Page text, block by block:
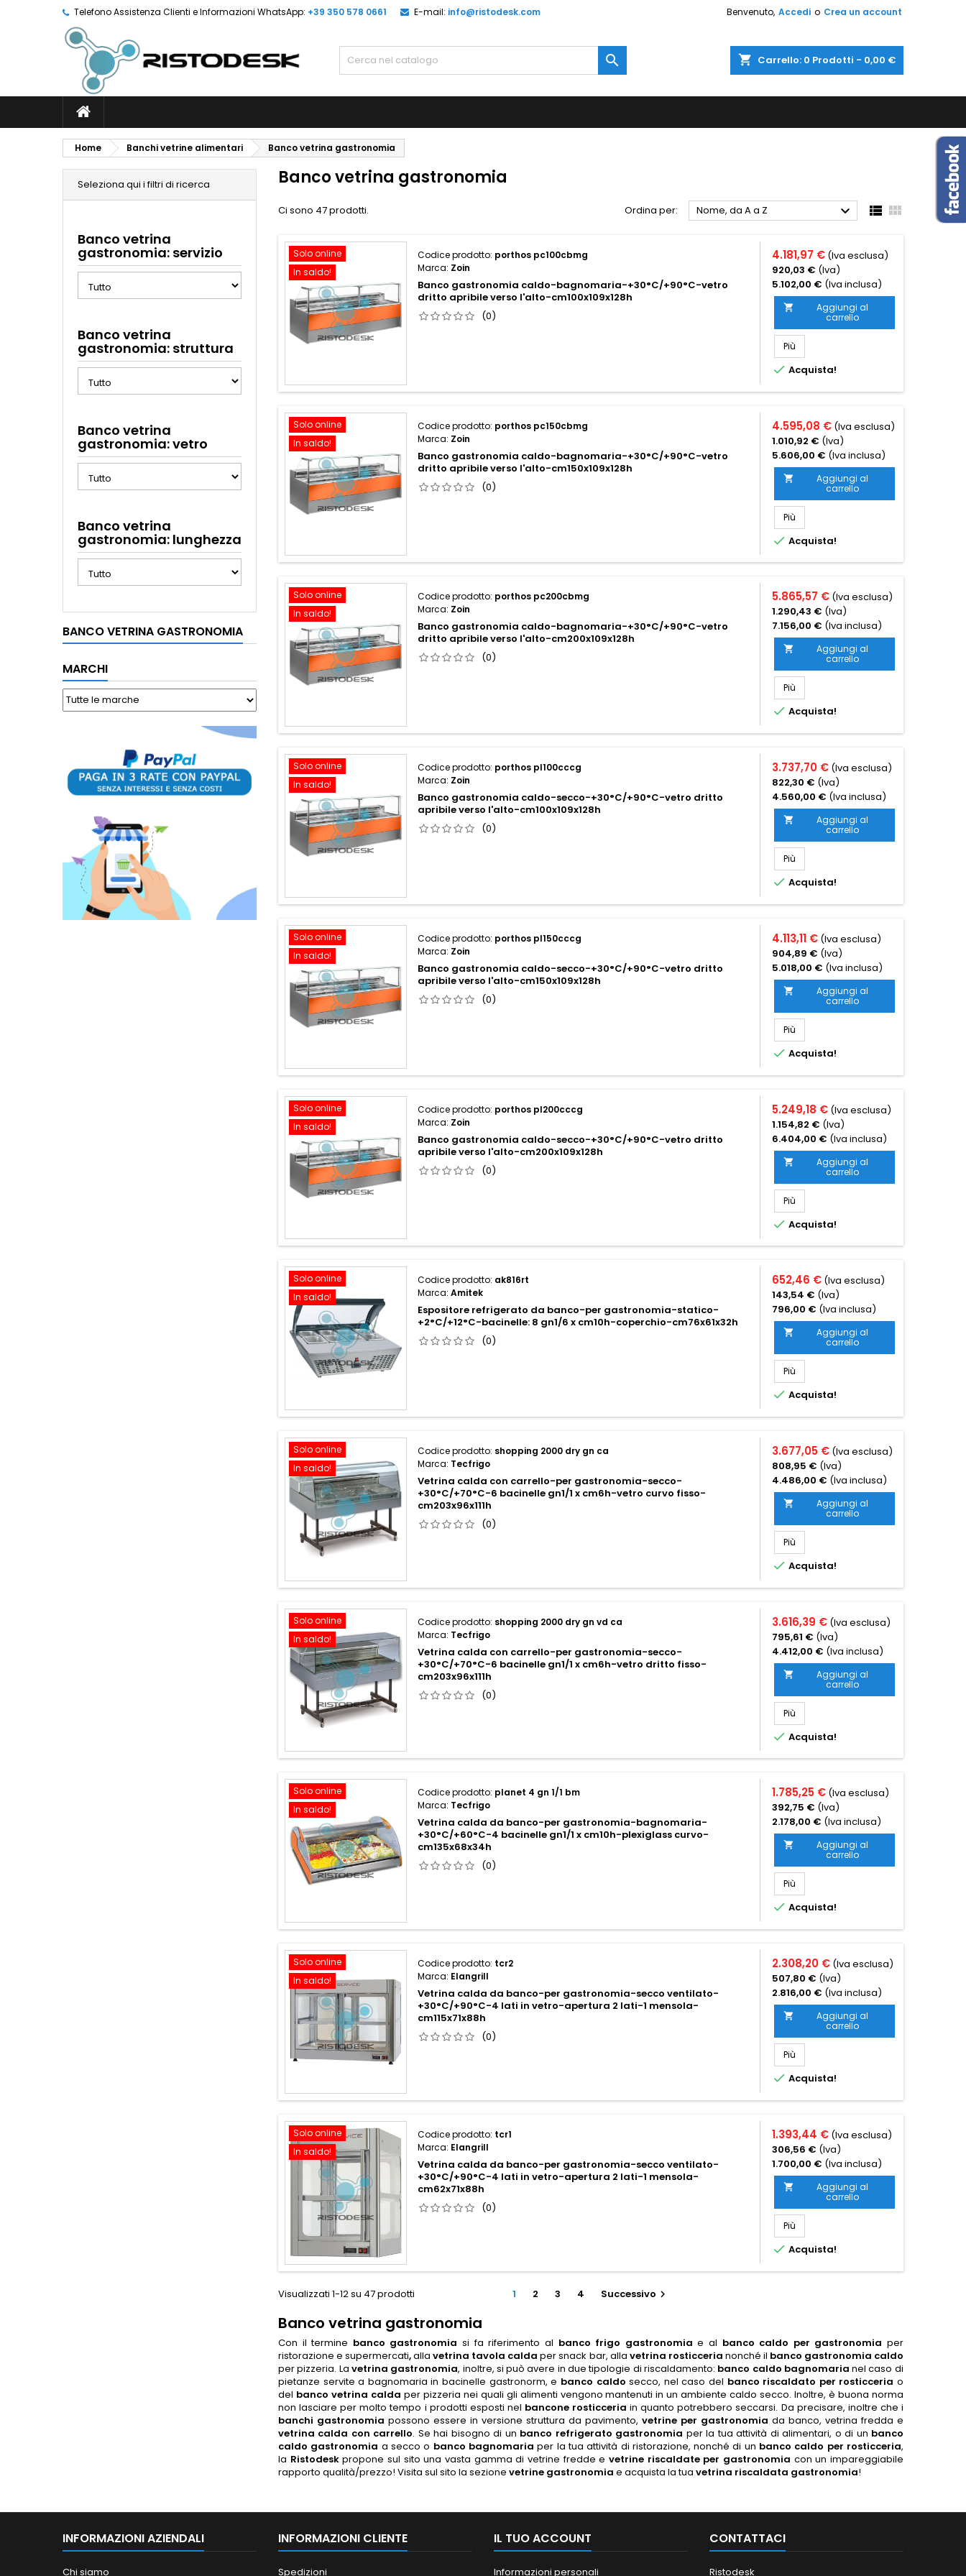
Telefono Assistenza Clienti e Informazioni WhatsApp: +39 350 578 0661 E-mail: info@ristodesk.com Benvenuto, Accedi o Crea un account
shopping_cart Carrello: 0 Prodotti - 0,00 €

Home Banchi vetrine alimentari Banco vetrina gastronomia
Seleziona qui i filtri di ricerca
Banco vetrina
gastronomia: servizio
Banco vetrina
gastronomia: struttura
Banco vetrina
gastronomia: vetro
Banco vetrina
gastronomia: lunghezza
BANCO VETRINA GASTRONOMIA
MARCHI
Banco vetrina gastronomia
Ci sono 47 prodotti. Ordina per: Nome, da A a Z   
Solo online
In saldo!
Codice prodotto: porthos pc100cbmg
Marca: Zoin
Banco gastronomia caldo-bagnomaria-+30°C/+90°C-vetro
dritto apribile verso l'alto-cm100x109x128h
(0)
4.181,97 € (Iva esclusa)
920,03 € (Iva)
5.102,00 € (Iva inclusa)

Aggiungi al
carrello
Più
 Acquista!
Solo online
In saldo!
Codice prodotto: porthos pc150cbmg
Marca: Zoin
Banco gastronomia caldo-bagnomaria-+30°C/+90°C-vetro
dritto apribile verso l'alto-cm150x109x128h
(0)
4.595,08 € (Iva esclusa)
1.010,92 € (Iva)
5.606,00 € (Iva inclusa)

Aggiungi al
carrello
Più
 Acquista!
Solo online
In saldo!
Codice prodotto: porthos pc200cbmg
Marca: Zoin
Banco gastronomia caldo-bagnomaria-+30°C/+90°C-vetro
dritto apribile verso l'alto-cm200x109x128h
(0)
5.865,57 € (Iva esclusa)
1.290,43 € (Iva)
7.156,00 € (Iva inclusa)

Aggiungi al
carrello
Più
 Acquista!
Solo online
In saldo!
Codice prodotto: porthos pl100cccg
Marca: Zoin
Banco gastronomia caldo-secco-+30°C/+90°C-vetro dritto
apribile verso l'alto-cm100x109x128h
(0)
3.737,70 € (Iva esclusa)
822,30 € (Iva)
4.560,00 € (Iva inclusa)

Aggiungi al
carrello
Più
 Acquista!
Solo online
In saldo!
Codice prodotto: porthos pl150cccg
Marca: Zoin
Banco gastronomia caldo-secco-+30°C/+90°C-vetro dritto
apribile verso l'alto-cm150x109x128h
(0)
4.113,11 € (Iva esclusa)
904,89 € (Iva)
5.018,00 € (Iva inclusa)

Aggiungi al
carrello
Più
 Acquista!
Solo online
In saldo!
Codice prodotto: porthos pl200cccg
Marca: Zoin
Banco gastronomia caldo-secco-+30°C/+90°C-vetro dritto
apribile verso l'alto-cm200x109x128h
(0)
5.249,18 € (Iva esclusa)
1.154,82 € (Iva)
6.404,00 € (Iva inclusa)

Aggiungi al
carrello
Più
 Acquista!
Solo online
In saldo!
Codice prodotto: ak816rt
Marca:Amitek
Espositore refrigerato da banco-per gastronomia-statico-
+2°C/+12°C-bacinelle: 8 gn1/6 x cm10h-coperchio-cm76x61x32h
(0)
652,46 € (Iva esclusa)
143,54 € (Iva)
796,00 € (Iva inclusa)

Aggiungi al
carrello
Più
 Acquista!
Solo online
In saldo!
Codice prodotto: shopping 2000 dry gn ca
Marca: Tecfrigo
Vetrina calda con carrello-per gastronomia-secco-
+30°C/+70°C-6 bacinelle gn1/1 x cm6h-vetro curvo fisso-
cm203x96x111h
(0)
3.677,05 € (Iva esclusa)
808,95 € (Iva)
4.486,00 € (Iva inclusa)

Aggiungi al
carrello
Più
 Acquista!
Solo online
In saldo!
Codice prodotto: shopping 2000 dry gn vd ca
Marca: Tecfrigo
Vetrina calda con carrello-per gastronomia-secco-
+30°C/+70°C-6 bacinelle gn1/1 x cm6h-vetro dritto fisso-
cm203x96x111h
(0)
3.616,39 € (Iva esclusa)
795,61 € (Iva)
4.412,00 € (Iva inclusa)

Aggiungi al
carrello
Più
 Acquista!
Solo online
In saldo!
Codice prodotto: planet 4 gn 1/1 bm
Marca: Tecfrigo
Vetrina calda da banco-per gastronomia-bagnomaria-
+30°C/+60°C-4 bacinelle gn1/1 x cm10h-plexiglass curvo-
cm135x68x34h
(0)
1.785,25 € (Iva esclusa)
392,75 € (Iva)
2.178,00 € (Iva inclusa)

Aggiungi al
carrello
Più
 Acquista!
Solo online
In saldo!
Codice prodotto: tcr2
Marca: Elangrill
Vetrina calda da banco-per gastronomia-secco ventilato-
+30°C/+90°C-4 lati in vetro-apertura 2 lati-1 mensola-
cm115x71x88h
(0)
2.308,20 € (Iva esclusa)
507,80 € (Iva)
2.816,00 € (Iva inclusa)

Aggiungi al
carrello
Più
 Acquista!
Solo online
In saldo!
Codice prodotto: tcr1
Marca: Elangrill
Vetrina calda da banco-per gastronomia-secco ventilato-
+30°C/+90°C-4 lati in vetro-apertura 2 lati-1 mensola-
cm62x71x88h
(0)
1.393,44 € (Iva esclusa)
306,56 € (Iva)
1.700,00 € (Iva inclusa)

Aggiungi al
carrello
Più
 Acquista!
Visualizzati 1-12 su 47 prodotti 1 2 3 4 Successivo 
Banco vetrina gastronomia
Con il termine banco gastronomia si fa riferimento al banco frigo gastronomia e al banco caldo per gastronomia per
ristorazione e supermercati,allavetrina tavola calda per snack bar, alla vetrina rosticceria nonché il banco gastronomia caldo
per pizzeria. La vetrina gastronomia, inoltre, si può avere in due tipologie di riscaldamento: banco caldo bagnomaria nel caso di
pietanze servite a bagnomaria in bacinelle gastronorm, e banco caldo secco, nel caso del banco riscaldato per rosticceria o
del banco vetrina calda per pizzeria nei quali gli alimenti vengono mantenuti in un ambiente caldo secco. Inoltre, è buona norma
non lasciare per molto tempo i prodotti esposti nel bancone rosticceria in quanto potrebbero seccarsi. Da precisare, inoltre che i
banchi gastronomia possono essere in versione struttura da pavimento, vetrine per gastronomia da banco, vetrina fredda e
vetrina calda con carrello. Se hai bisogno di un banco refrigerato gastronomia per la tua attività di alimentari, o di un banco
caldo gastronomia a secco o banco bagnomaria per la tua attività di ristorazione, nonché di un banco caldo per rosticceria,
la Ristodeskpropone sul sito una vasta gamma di vetrine fredde evetrine riscaldate per gastronomia con un impareggiabile
rapporto qualità/prezzo! Visita sul sito la sezione vetrine gastronomia e acquista la tua vetrina riscaldata gastronomia!
INFORMAZIONI AZIENDALI
Chi siamo
INFORMAZIONI CLIENTE
Spedizioni
IL TUO ACCOUNT
Informazioni personali
CONTATTACI
Ristodesk